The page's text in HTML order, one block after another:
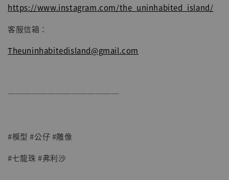
https://www.instagram.com/the_uninhabited_island/
客服信箱：
Theuninhabitedisland@gmail.com
──────────────
#模型 #公仔 #雕像
#七龍珠 #弗利沙